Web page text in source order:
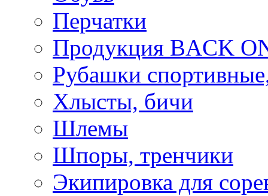
Перчатки
Продукция BACK
Рубашки
Хлысты, бичи
Шлемы
Шпоры, тренчики
Экипировка для